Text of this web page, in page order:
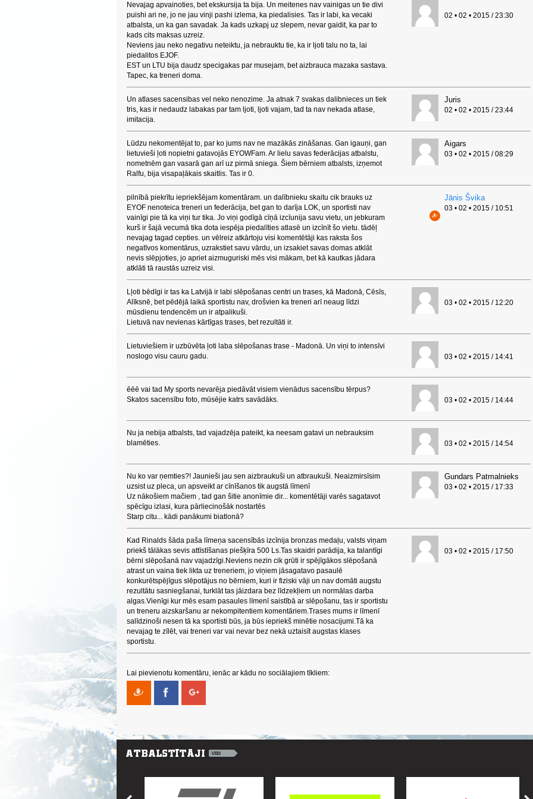
Nevajag apvainoties, bet ekskursija ta bija. Un meitenes nav vainigas un tie divi
puishi ari ne, jo ne jau vinji pashi izlema, ka piedalisies. Tas ir labi, ka vecaki
atbalsta, un ka gan savadak. Ja kads uzkapj uz slepem, nevar gaidit, ka par to
kads cits maksas uzreiz.
Neviens jau neko negativu neteiktu, ja nebrauktu tie, ka ir ljoti talu no ta, lai
piedalitos EJOF.
EST un LTU bija daudz specigakas par musejam, bet aizbrauca mazaka sastava.
Tapec, ka treneri doma.
02 • 02 • 2015 / 23:30
Un atlases sacensibas vel neko nenozime. Ja atnak 7 svakas dalibnieces un tiek
tris, kas ir nedaudz labakas par tam ljoti, ljoti vajam, tad ta nav nekada atlase,
imitacija.
Juris
02 • 02 • 2015 / 23:44
Lūdzu nekomentējat to, par ko jums nav ne mazākās zināšanas. Gan igauņi, gan
lietuvieši ļoti nopietni gatavojās EYOWFam. Ar lielu savas federācijas atbalstu,
nometnēm gan vasarā gan arī uz pirmā sniega. Šiem bērniem atbalsts, izņemot
Ralfu, bija visapaļākais skaitlis. Tas ir 0.
Aigars
03 • 02 • 2015 / 08:29
pilnībā piekrītu iepriekšējam komentāram. un dalībnieku skaitu cik brauks uz
EYOF nenoteica treneri un federācija, bet gan to darīja LOK, un sportisti nav
vainīgi pie tā ka viņi tur tika. Jo viņi godīgā cīņā izcīunija savu vietu, un jebkuram
kurš ir šajā vecumā tika dota iespēja piedalīties atlasē un izcīnīt šo vietu. tādēļ
nevajag tagad cepties. un vēlreiz atkārtoju visi komentētāji kas raksta šos
negatīvos komentārus, uzrakstiet savu vārdu, un izsakiet savas domas atklāt
nevis slēpjoties, jo apriet aizmuguriski mēs visi mākam, bet kā kautkas jādara
atklāti tā raustās uzreiz visi.
Jānis Švika
03 • 02 • 2015 / 10:51
Lļoti bēdīgi ir tas ka Latvijā ir labi slēpošanas centri un trases, kā Madonā, Cēsīs,
Alīksnē, bet pēdējā laikā sportistu nav, drošvien ka treneri arī neaug līdzi
mūsdienu tendencēm un ir atpalikuši.
Lietuvā nav nevienas kārtīgas trases, bet rezultāti ir.
03 • 02 • 2015 / 12:20
Lietuviešiem ir uzbūvēta ļoti laba slēpošanas trase - Madonā. Un viņi to intensīvi
noslogo visu cauru gadu.
03 • 02 • 2015 / 14:41
ēēē vai tad My sports nevarēja piedāvāt visiem vienādus sacensību tērpus?
Skatos sacensību foto, mūsējie katrs savādāks.
03 • 02 • 2015 / 14:44
Nu ja nebija atbalsts, tad vajadzēja pateikt, ka neesam gatavi un nebrauksim
blamēties.
03 • 02 • 2015 / 14:54
Nu ko var ņemties?! Jaunieši jau sen aizbraukuši un atbraukuši. Neaizmirsīsim
uzsist uz pleca, un apsveikt ar cīnīšanos tik augstā līmenī
Uz nākošiem mačiem , tad gan šitie anonīmie dir... komentētāji varēs sagatavot
spēcīgu izlasi, kura pārliecinošāk nostartēs
Starp citu... kādi panākumi biatlonā?
Gundars Patmalnieks
03 • 02 • 2015 / 17:33
Kad Rinalds šāda paša līmeņa sacensībās izcīnija bronzas medaļu, valsts viņam
priekš tālākas sevis attīstīšanas piešķīra 500 Ls.Tas skaidri parādija, ka talantīgi
bērni slēpošanā nav vajadzīgi.Neviens nezin cik grūti ir spējīgākos slēpošanā
atrast un vaina tiek likta uz treneriem, jo viņiem jāsagatavo pasaulē
konkurētspējīgus slēpotājus no bērniem, kuri ir fiziski vāji un nav domāti augstu
rezultātu sasniegšanai, turklāt tas jāizdara bez līdzekļiem un normālas darba
algas.Vienīgi kur mēs esam pasaules līmenī saistībā ar slēpošanu, tas ir sportistu
un treneru aizskaršanu ar nekompitentiem komentāriem.Trases mums ir līmenī
salīdzinoši nesen tā ka sportisti būs, ja būs iepriekš minētie nosacijumi.Tā ka
nevajag te zīlēt, vai treneri var vai nevar bez nekā uztaisīt augstas klases
sportistu.
03 • 02 • 2015 / 17:50
Lai pievienotu komentāru, ienāc ar kādu no sociālajiem tīkliem: